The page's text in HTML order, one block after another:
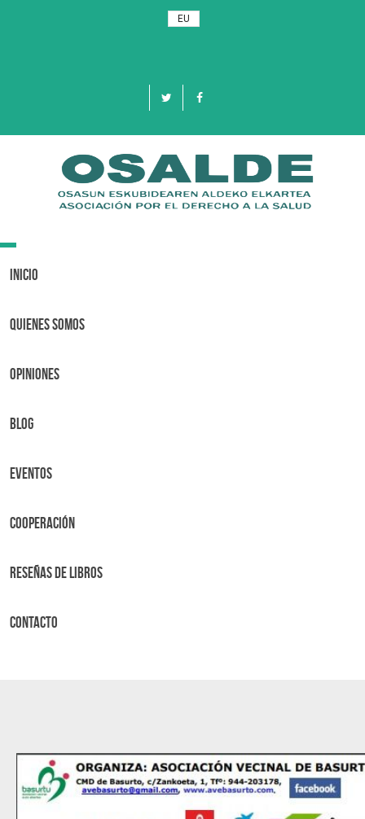
EU
Toggle
Inicio
Quienes Somos
OPINIONES
BLOG
Eventos
Cooperación
Reseñas de libros
Contacto